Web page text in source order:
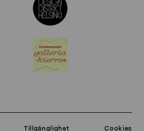
Tillgänglighet Cookies